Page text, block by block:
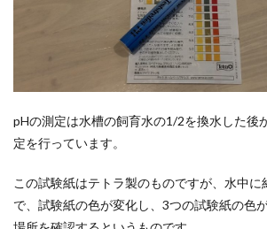
pHの測定は水槽の飼育水の1/2を換水した後
定を行っています。
この試験紙はテトラ製のものですが、水中に
で、試験紙の色が変化し、3つの試験紙の色